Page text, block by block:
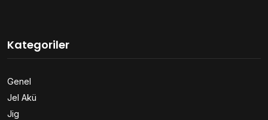
Kategoriler
Genel
Jel Akü
Jig